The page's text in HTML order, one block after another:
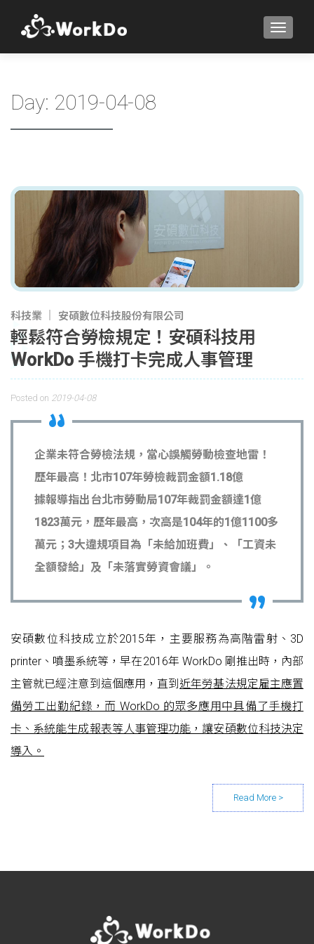
Day: 2019-04-08
科技業 安碩數位科技股份有限公司
輕鬆符合勞檢規定！安碩科技用
WorkDo 手機打卡完成人事管理
Posted on 2019-04-08
企業未符合勞檢法規，當心誤觸勞動檢查地雷！
歷年最高！北市107年勞檢裁罰金額1.18億
據報導指出台北市勞動局107年裁罰金額達1億
1823萬元，歷年最高，次高是104年的1億1100多
萬元；3大違規項目為「未給加班費」、「工資未
全額發給」及「未落實勞資會議」。
安碩數位科技成立於2015年，主要服務為高階雷射、3D
printer、噴墨系統等，早在2016年 WorkDo 剛推出時，內部
主管就已經注意到這個應用，直到 近年勞基法規定雇主應置
備勞工出勤紀錄，而 WorkDo 的眾多應用中具備了手機打
卡、系統能生成報表等人事管理功能，讓安碩數位科技決定
導入。
Posts navigation